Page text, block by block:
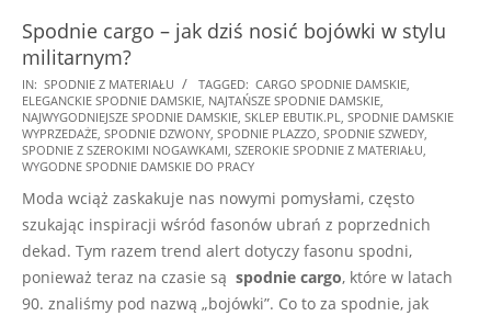
Spodnie cargo – jak dziś nosić bojówki w stylu
militarnym?
2026-
05-
29
IN: SPODNIE Z MATERIAŁU TAGGED: CARGO SPODNIE DAMSKIE,
ELEGANCKIE SPODNIE DAMSKIE, NAJTAŃSZE SPODNIE DAMSKIE,
NAJWYGODNIEJSZE SPODNIE DAMSKIE, SKLEP EBUTIK.PL, SPODNIE DAMSKIE
WYPRZEDAŻE, SPODNIE DZWONY, SPODNIE PLAZZO, SPODNIE SZWEDY,
SPODNIE Z SZEROKIMI NOGAWKAMI, SZEROKIE SPODNIE Z MATERIAŁU,
WYGODNE SPODNIE DAMSKIE DO PRACY
Moda wciąż zaskakuje nas nowymi pomysłami, często
szukając inspiracji wśród fasonów ubrań z poprzednich
dekad. Tym razem trend alert dotyczy fasonu spodni,
ponieważ teraz na czasie są spodnie cargo, które w latach
90. znaliśmy pod nazwą „bojówki”. Co to za spodnie, jak